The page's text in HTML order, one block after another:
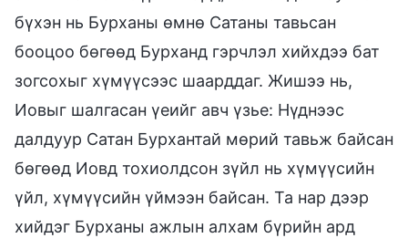
бүхэн нь Бурханы өмнө Сатаны тавьсан
бооцоо бөгөөд Бурханд гэрчлэл хийхдээ бат
зогсохыг хүмүүсээс шаарддаг. Жишээ нь,
Иовыг шалгасан үеийг авч үзье: Нүднээс
далдуур Сатан Бурхантай мөрий тавьж байсан
бөгөөд Иовд тохиолдсон зүйл нь хүмүүсийн
үйл, хүмүүсийн үймээн байсан. Та нар дээр
хийдэг Бурханы ажлын алхам бүрийн ард